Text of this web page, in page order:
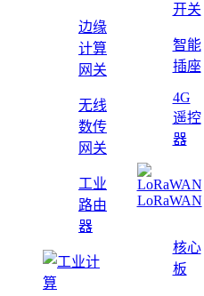
边缘
计算
网关
无线
数传
网关
工业
路由
器
开关
智能
插座
4G
遥控
器
LoRaWAN
核心
板